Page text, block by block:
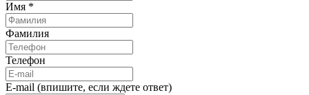
Имя *
Фамилия
Телефон
E-mail (впишите, если ждете ответ)